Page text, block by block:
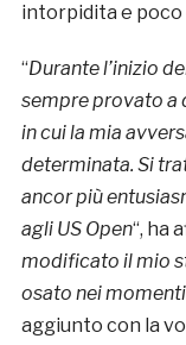
intorpidita e
“Durante l’inizio
sempre provato a
in cui la mia
determinata. Si
ancor più
agli US Open“, ha
modificato il mio
osato nei
aggiunto con la